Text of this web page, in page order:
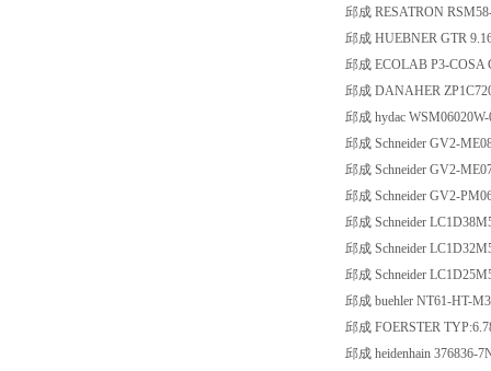
邱成 RESATRON
邱成 HUEBNER GTR
邱成 ECOLAB P3-COSA
邱成 DANAHER
邱成 hydac
邱成 Schneider GV2-
邱成 Schneider GV2-
邱成 Schneider GV2-
邱成 Schneider
邱成 Schneider
邱成 Schneider
邱成 buehler NT61-HT-
邱成 FOERSTER
邱成 heidenhain 376836-